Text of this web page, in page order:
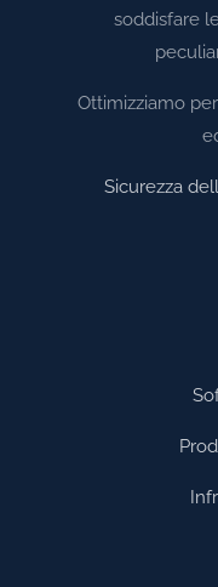
soddisfare
Ottimizziamo
Sicurezza